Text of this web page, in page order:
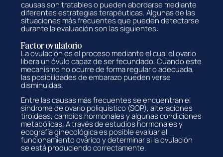
causas son tratables o pueden abordarse mediante
diferentes estrategias terapéuticas. Algunas de las
situaciones más frecuentes que pueden detectarse
durante la evaluación son las siguientes:
Factor ovulatorio
La ovulación es el proceso mediante el cual el ovario
libera un óvulo capaz de ser fecundado. Cuando este
mecanismo no ocurre de forma regular o adecuada,
las posibilidades de embarazo pueden verse
disminuidas.
Entre las causas más frecuentes se encuentran el
síndrome de ovario poliquístico (SOP), alteraciones
tiroideas, cambios hormonales y algunas condiciones
metabólicas. A través de estudios hormonales y
ecografía ginecológica es posible evaluar el
funcionamiento ovárico y determinar si la ovulación
se está produciendo correctamente.